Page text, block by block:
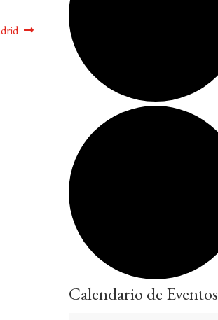
Calendario de Eventos